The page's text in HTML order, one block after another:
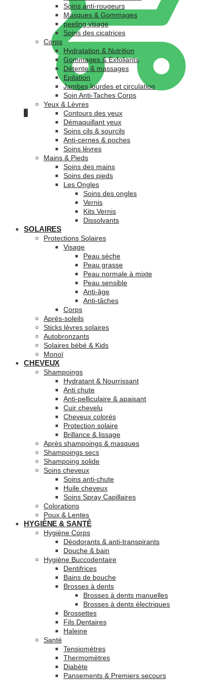
0
Soins anti-rougeurs
Masques & Gommages
peeling visage
Soins des cicatrices
Corps
Hydratation & Nutrition
Gommages & Exfoliants
Détente & massages
Epilation
Jambes lourdes et circulation
Soin Anti-Taches Corps
Yeux & Lèvres
Contours des yeux
Démaquillant yeux
Soins cils & sourcils
Anti-cernes & poches
Soins lèvres
Mains & Pieds
Soins des mains
Soins des pieds
Les Ongles
Soins des ongles
Vernis
Kits Vernis
Dissolvants
SOLAIRES
Protections Solaires
Visage
Peau sèche
Peau grasse
Peau normale à mixte
Peau sensible
Anti-âge
Anti-tâches
Corps
Après-soleils
Sticks lèvres solaires
Autobronzants
Solaires bébé & Kids
Monoï
CHEVEUX
Shampoings
Hydratant & Nourrissant
Anti chute
Anti-pelliculaire & apaisant
Cuir chevelu
Cheveux colorés
Protection solaire
Brillance & lissage
Après shampoings & masques
Shampoings secs
Shampoing solide
Soins cheveux
Soins anti-chute
Huile cheveux
Soins Spray Capillaires
Colorations
Poux & Lentes
HYGIÈNE & SANTÉ
Hygiène Corps
Déodorants & anti-transpirants
Douche & bain
Hygiène Buccodentaire
Dentifrices
Bains de bouche
Brosses à dents
Brosses à dents manuelles
Brosses à dents électriques
Brossettes
Fils Dentaires
Haleine
Santé
Tensiomètres
Thermomètres
Diabète
Pansements & Premiers secours